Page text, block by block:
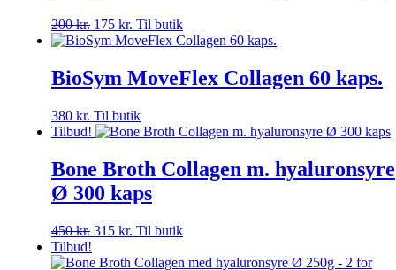
200kr. Den
oprindelige
200 kr..
175 kr. Den
aktuelle
er:
175 kr..
Til butik
BioSym MoveFlex Collagen 60 kaps.
380 kr. Til butik
Tilbud!
Bone Broth Collagen m. hyaluronsyre
Ø 300 kaps
450kr. Den
pris
315 kr. Den
pris
Til butik
Tilbud!